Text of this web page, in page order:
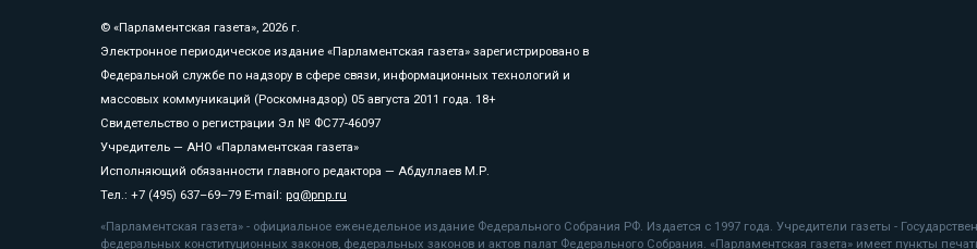
© «Парламентская газета», 2026 г.
Электронное периодическое издание «Парламентская газета» зарегистрировано в
Федеральной службе по надзору в сфере связи, информационных технологий и
массовых коммуникаций (Роскомнадзор) 05 августа 2011 года. 18+
Свидетельство о регистрации Эл № ФС77-46097
Учредитель — АНО «Парламентская газета»
Исполняющий обязанности главного редактора — Абдуллаев М.Р.
Тел.: +7 (495) 637–69–79 E-mail: pg@pnp.ru
«Парламентская газета» - официальное еженедельное издание Федерального Собрания РФ. Издается с 1997 года. Учредители газеты -
федеральных конституционных законов, федеральных законов и актов палат Федерального Собрания. «Парламентская газета» имеет пункты